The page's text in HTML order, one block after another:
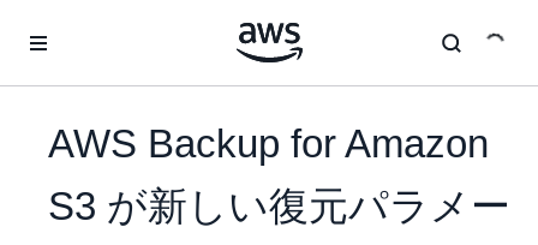
AWS Backup for Amazon
S3 が新しい復元パラメー